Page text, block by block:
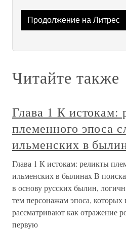
Продолжение на Литрес
Читайте также
Глава 1 К истокам:
племенного эпоса
ильменских в
Глава 1 К истокам: реликты
ильменских в былинах В
в основу русских былин,
тем персонажам эпоса, которых
рассматривают как отражение
первую